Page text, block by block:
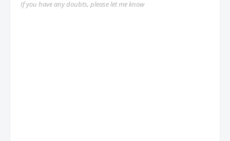
If you have any doubts, please let me know